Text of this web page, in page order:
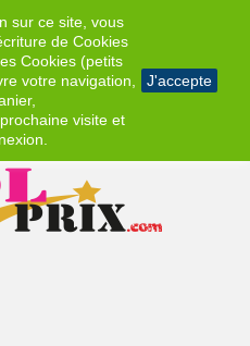
sur ce site, vous
de Cookies
Cookies (petits
votre navigation,
visite et
J'accepte